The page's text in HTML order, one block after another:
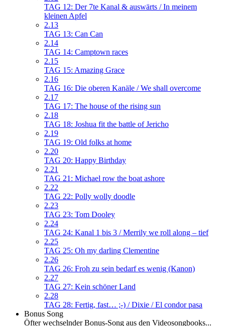
TAG 12: Der 7te Kanal & auswärts / In meinem
kleinen Apfel
2.13
TAG 13: Can Can
2.14
TAG 14: Camptown races
2.15
TAG 15: Amazing Grace
2.16
TAG 16: Die oberen Kanäle / We shall overcome
2.17
TAG 17: The house of the rising sun
2.18
TAG 18: Joshua fit the battle of Jericho
2.19
TAG 19: Old folks at home
2.20
TAG 20: Happy Birthday
2.21
TAG 21: Michael row the boat ashore
2.22
TAG 22: Polly wolly doodle
2.23
TAG 23: Tom Dooley
2.24
TAG 24: Kanal 1 bis 3 / Merrily we roll along – tief
2.25
TAG 25: Oh my darling Clementine
2.26
TAG 26: Froh zu sein bedarf es wenig (Kanon)
2.27
TAG 27: Kein schöner Land
2.28
TAG 28: Fertig, fast… ;-) / Dixie / El condor pasa
Bonus Song
Öfter wechselnder Bonus-Song aus den Videosongbooks...